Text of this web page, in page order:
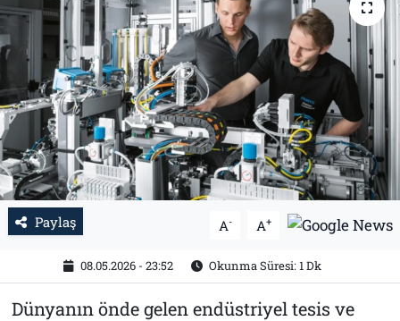
Paylaş A- A+
08.05.2026 - 23:52 Okunma Süresi: 1 Dk
Dünyanın önde gelen endüstriyel tesis ve